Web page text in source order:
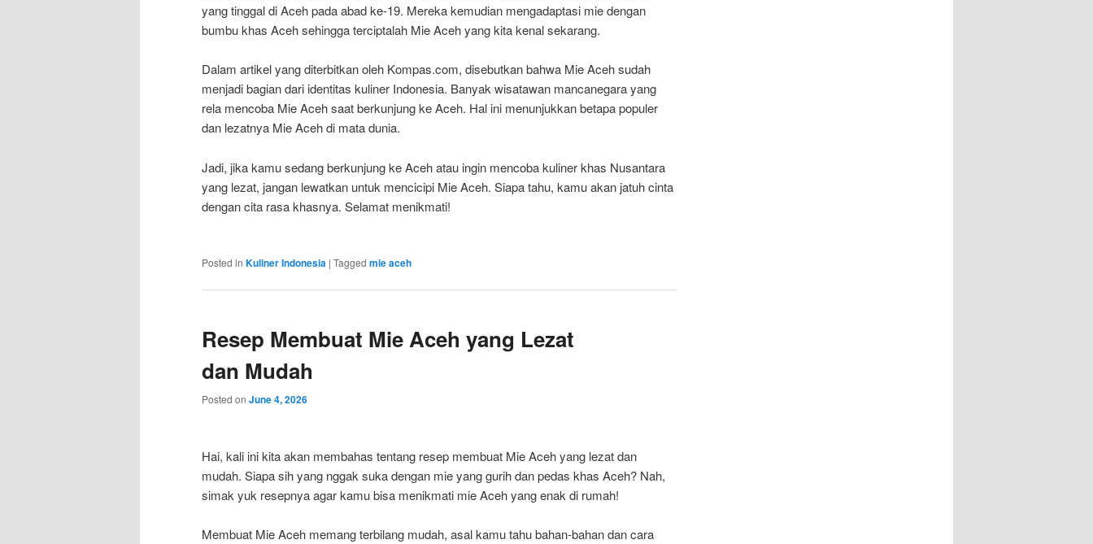
yang tinggal di Aceh pada abad ke-19. Mereka kemudian mengadaptasi mie dengan
bumbu khas Aceh sehingga terciptalah Mie Aceh yang kita kenal sekarang.
Dalam artikel yang diterbitkan oleh Kompas.com, disebutkan bahwa Mie Aceh sudah
menjadi bagian dari identitas kuliner Indonesia. Banyak wisatawan mancanegara yang
rela mencoba Mie Aceh saat berkunjung ke Aceh. Hal ini menunjukkan betapa populer
dan lezatnya Mie Aceh di mata dunia.
Jadi, jika kamu sedang berkunjung ke Aceh atau ingin mencoba kuliner khas Nusantara
yang lezat, jangan lewatkan untuk mencicipi Mie Aceh. Siapa tahu, kamu akan jatuh cinta
dengan cita rasa khasnya. Selamat menikmati!
Posted in Kuliner Indonesia | Tagged mie aceh
Resep Membuat Mie Aceh yang Lezat
dan Mudah
Posted on June 4, 2026
Hai, kali ini kita akan membahas tentang resep membuat Mie Aceh yang lezat dan
mudah. Siapa sih yang nggak suka dengan mie yang gurih dan pedas khas Aceh? Nah,
simak yuk resepnya agar kamu bisa menikmati mie Aceh yang enak di rumah!
Membuat Mie Aceh memang terbilang mudah, asal kamu tahu bahan-bahan dan cara